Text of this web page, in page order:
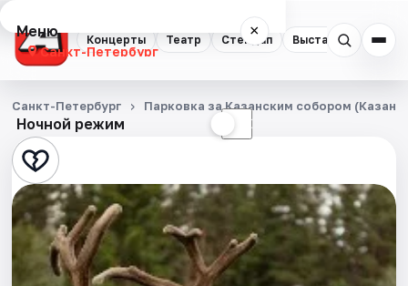
Концерты Театр Стендап Выставки
Меню ×
Санкт-Петербург
Концерты
Театр
Стендап
Выставки
Квесты
Ночной режим ☾
Санкт-Петербург Парковка за Казанским собором